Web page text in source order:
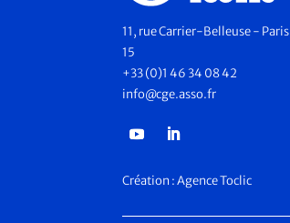
11, rue Carrier-Belleuse - Paris
15
+33 (0)1 46 34 08 42
info@cge.asso.fr
Création :Agence Toclic